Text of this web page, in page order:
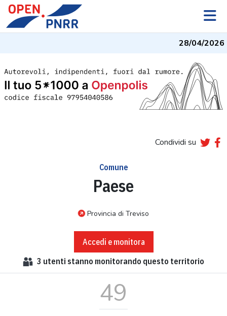
28/04/2026-
Condividi su
Comune
Paese
Provincia di Treviso
Accedi e monitora
3 utenti stanno monitorando questo territorio
49